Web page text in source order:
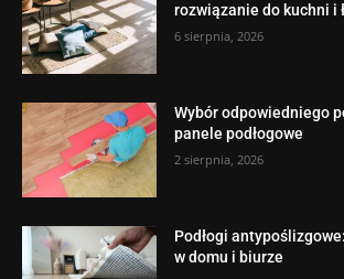
rozwiązanie do kuchni i
6 sierpnia, 2026
Wybór odpowiedniego
panele podłogowe
2 sierpnia, 2026
Podłogi
w domu i biurze